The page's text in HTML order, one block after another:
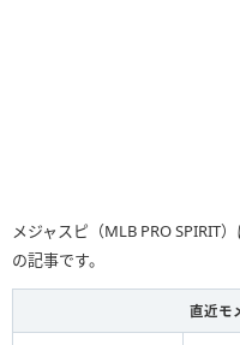
メジャスピ（MLB PRO SPIRIT
の記事です。
直近モ